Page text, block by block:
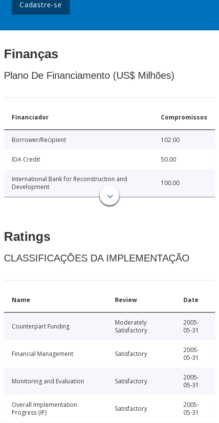
Cadastre-se
Finanças
Plano De Financiamento (US$ Milhões)
Financiador Compromissos
Borrower/Recipient 102.00
IDA Credit 50.00
International Bank for Reconstruction and
Development
100.00
Ratings
CLASSIFICAÇÕES DA IMPLEMENTAÇÃO
Name Review Date
Counterpart Funding
Moderately
Satisfactory
2005-
05-31
Financial Management Satisfactory
2005-
05-31
Monitoring and Evaluation Satisfactory
2005-
05-31
Overall Implementation
Progress (IP)
Satisfactory
2005-
05-31